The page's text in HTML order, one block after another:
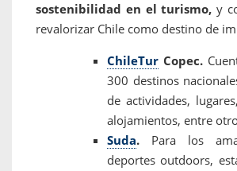
sostenibilidad en el turismo, y
revalorizar Chile como destino de
ChileTur Copec.
300 destinos
de actividades,
alojamientos, entre
Suda. Para los
deportes outdoors,